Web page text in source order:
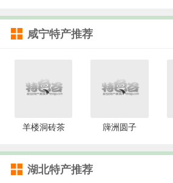
咸宁特产推荐
羊楼洞砖茶 簰洲圆子
湖北特产推荐